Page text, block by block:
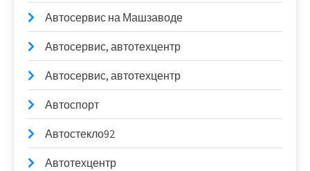
Автосервис на Машзаводе
Автосервис, автотехцентр
Автосервис, автотехцентр
Автоспорт
Автостекло92
Автотехцентр